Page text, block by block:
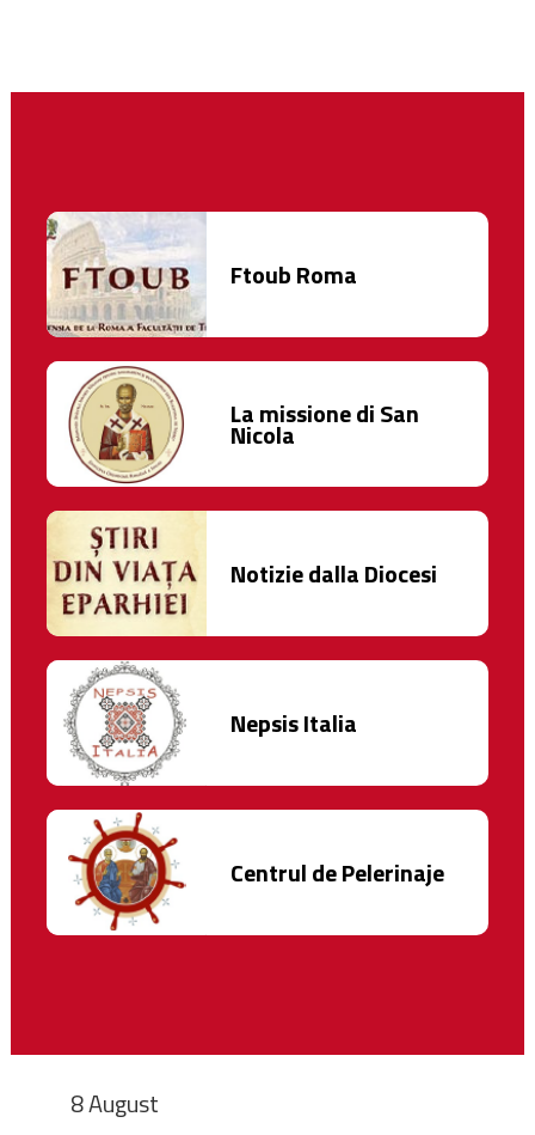
Ftoub Roma
La missione di San
Nicola
Notizie dalla Diocesi
Nepsis Italia
Centrul de Pelerinaje
8 August